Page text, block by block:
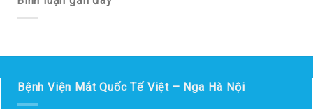
Bệnh Viện Mắt Quốc Tế Việt – Nga Hà Nội